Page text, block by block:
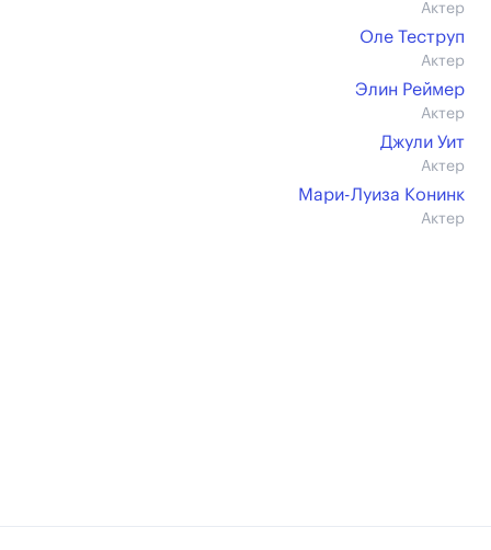
Актер
Оле Теструп
Актер
Элин Реймер
Актер
Джули Уит
Актер
Мари-Луиза Конинк
Актер